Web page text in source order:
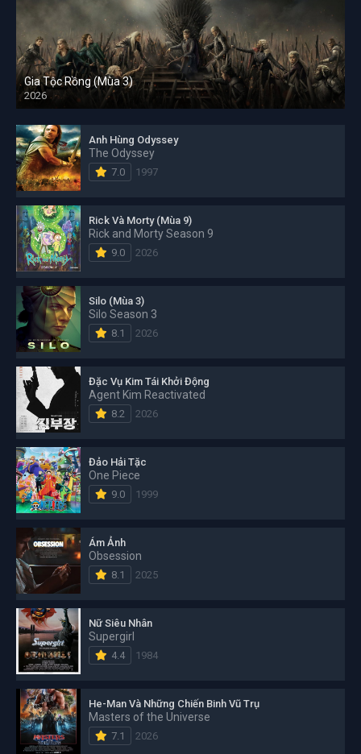
Gia Tộc Rồng (Mùa 3)
2026
Anh Hùng Odyssey
The Odyssey
7.0 1997
Rick Và Morty (Mùa 9)
Rick and Morty Season 9
9.0 2026
Silo (Mùa 3)
Silo Season 3
8.1 2026
Đặc Vụ Kim Tái Khởi Động
Agent Kim Reactivated
8.2 2026
Đảo Hải Tặc
One Piece
9.0 1999
Ám Ảnh
Obsession
8.1 2025
Nữ Siêu Nhân
Supergirl
4.4 1984
He-Man Và Những Chiến Binh Vũ Trụ
Masters of the Universe
7.1 2026